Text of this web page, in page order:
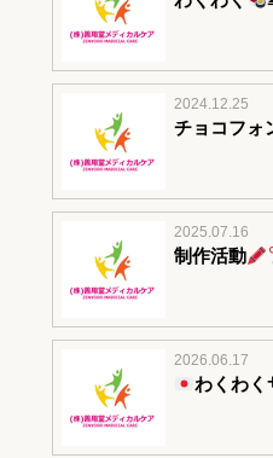
2024.12.25
チョコフォ
2025.07.16
制作活動
2026.06.17
わくわく